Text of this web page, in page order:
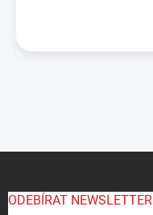
ODEBÍRAT NEWSLETTER